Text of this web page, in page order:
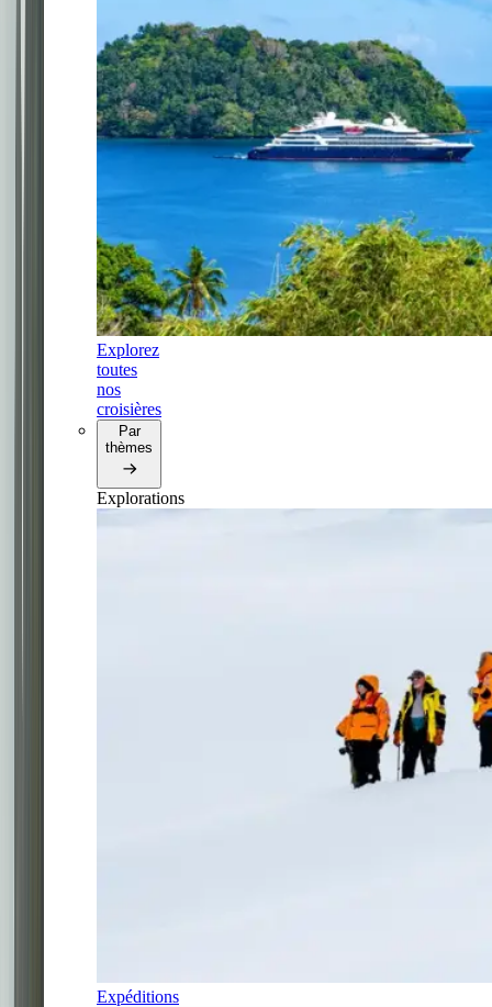
Explorez
toutes
nos
croisières
Par
thèmes
Explorations
Expéditions